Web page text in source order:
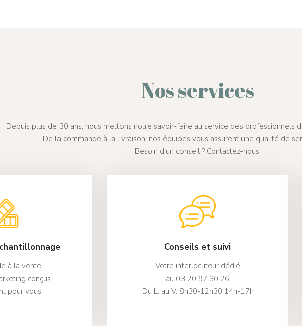
Nos services
Depuis plus de 30 ans, nous mettons notre savoir-faire au service des professionnels
De la commande à la livraison, nos équipes vous assurent une qualité de
Besoin d’un conseil ? Contactez-nous.
à la vente
conçus
pour vous.”
Conseils et suivi
Votre interlocuteur dédié
au 03 20 97 30 26
Du L. au V. 8h30-12h30 14h-17h